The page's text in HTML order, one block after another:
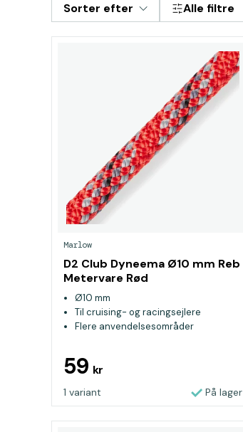
Sorter efter
Alle filtre
Marlow
D2 Club Dyneema Ø10 mm Reb
Metervare Rød
Ø10 mm
Til cruising- og racingsejlere
Flere anvendelsesområder
59 kr
1 variant På lager